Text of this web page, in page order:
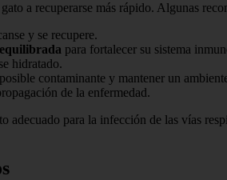
a recuperarse más rápido. Algunas
y se recupere.
para fortalecer su sistema
hidratado.
contaminante y mantener un
de la enfermedad.
para la infección de las vías